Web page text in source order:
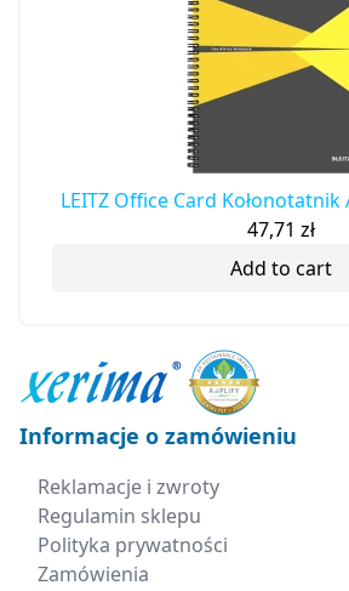
LEITZ Office Card Kołonotatnik
47,71 zł
Add to cart
Informacje o zamówieniu
Reklamacje i zwroty
Regulamin sklepu
Polityka prywatności
Zamówienia